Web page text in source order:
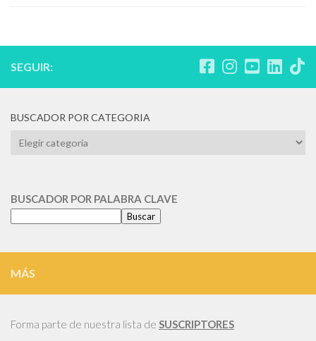
SEGUIR:
BUSCADOR POR CATEGORIA
BUSCADOR
BUSCADOR POR PALABRA CLAVE
Buscar
MÁS
Forma parte de nuestra lista de SUSCRIPTORES